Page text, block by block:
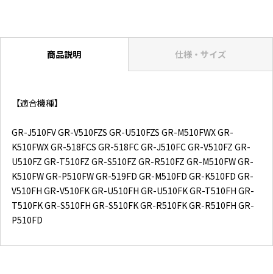
商品説明 仕様・サイズ
【適合機種】
GR-J510FV GR-V510FZS GR-U510FZS GR-M510FWX GR-
K510FWX GR-518FCS GR-518FC GR-J510FC GR-V510FZ GR-
U510FZ GR-T510FZ GR-S510FZ GR-R510FZ GR-M510FW GR-
K510FW GR-P510FW GR-519FD GR-M510FD GR-K510FD GR-
V510FH GR-V510FK GR-U510FH GR-U510FK GR-T510FH GR-
T510FK GR-S510FH GR-S510FK GR-R510FK GR-R510FH GR-
P510FD